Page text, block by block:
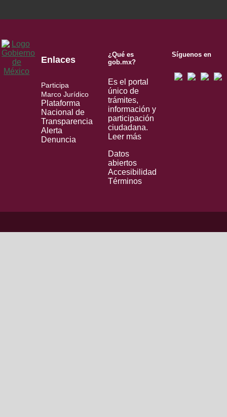
Enlaces
Participa
Marco Jurídico
Plataforma
Nacional de
Transparencia
Alerta
Denuncia
¿Qué es
gob.mx?
Es el portal
único de
trámites,
información y
participación
ciudadana.
Leer más
Datos
abiertos
Accesibilidad
Términos
Síguenos en